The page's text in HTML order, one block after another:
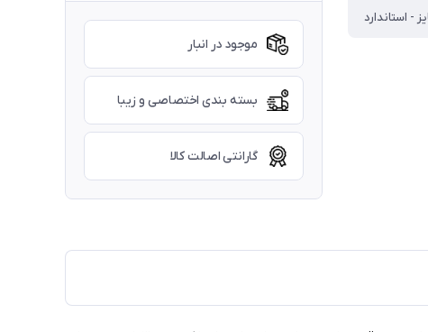
- استاندارد
موجود در انبار
بسته بندی اختصاصی و زیبا
گارانتی اصالت کالا